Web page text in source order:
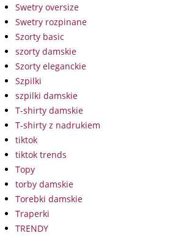
Swetry oversize
Swetry rozpinane
Szorty basic
szorty damskie
Szorty eleganckie
Szpilki
szpilki damskie
T-shirty damskie
T-shirty z nadrukiem
tiktok
tiktok trends
Topy
torby damskie
Torebki damskie
Traperki
TRENDY